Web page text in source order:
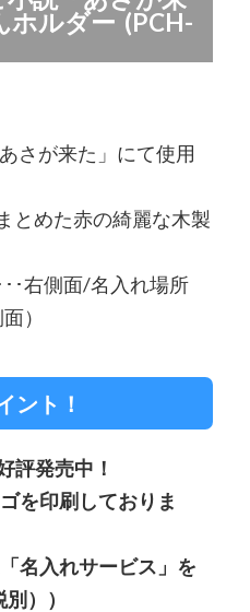
ホルダー (PCH-
さが来た」にて使用
とめた赤の綺麗な木製
･･右側面/名入れ場所
）
ント！
評発売中！
を印刷しておりま
名入れサービス」を
））